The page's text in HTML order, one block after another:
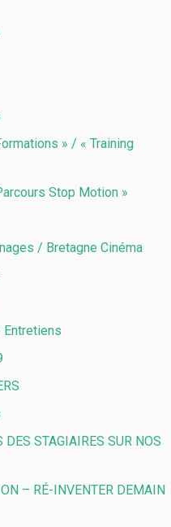
» / « Training
Stop Motion »
/ Bretagne Cinéma
STAGIAIRES SUR NOS
– RÉ-INVENTER DEMAIN